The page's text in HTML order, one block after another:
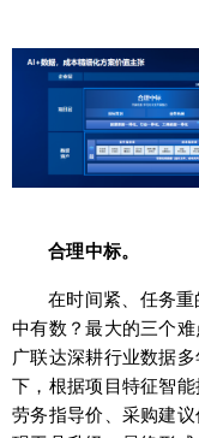
合理中标。
在时间紧、任务
中有数？最大的三个
广联达深耕行业数据
下，根据项目特征智
劳务指导价、采购建